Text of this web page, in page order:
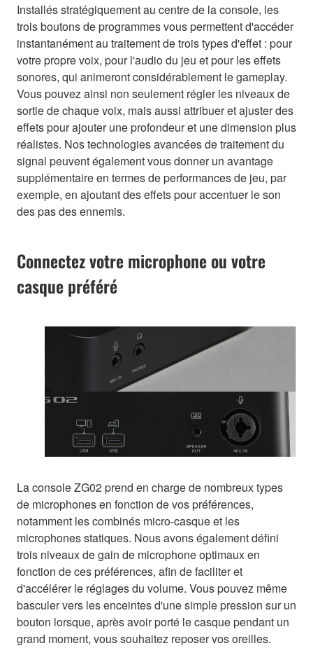
Installés stratégiquement au centre de la console, les
trois boutons de programmes vous permettent d'accéder
instantanément au traitement de trois types d'effet : pour
votre propre voix, pour l'audio du jeu et pour les effets
sonores, qui animeront considérablement le gameplay.
Vous pouvez ainsi non seulement régler les niveaux de
sortie de chaque voix, mais aussi attribuer et ajuster des
effets pour ajouter une profondeur et une dimension plus
réalistes. Nos technologies avancées de traitement du
signal peuvent également vous donner un avantage
supplémentaire en termes de performances de jeu, par
exemple, en ajoutant des effets pour accentuer le son
des pas des ennemis.
Connectez votre microphone ou votre
casque préféré
La console ZG02 prend en charge de nombreux types
de microphones en fonction de vos préférences,
notamment les combinés micro-casque et les
microphones statiques. Nous avons également défini
trois niveaux de gain de microphone optimaux en
fonction de ces préférences, afin de faciliter et
d'accélérer le réglages du volume. Vous pouvez même
basculer vers les enceintes d'une simple pression sur un
bouton lorsque, après avoir porté le casque pendant un
grand moment, vous souhaitez reposer vos oreilles.